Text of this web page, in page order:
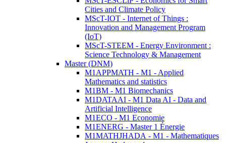
Cities and Climate Policy
MScT-IOT - Internet of Things :
Innovation and Management Program
(IoT)
MScT-STEEM - Energy Environment :
Science Technology & Management
Master (DNM)
M1APPMATH - M1 - Applied
Mathematics and statistics
M1BM - M1 Biomechanics
M1DATAAI - M1 Data AI - Data and
Artificial Intelligence
M1ECO - M1 Economie
M1ENERG - Master 1 Énergie
M1MATHJHADA - M1 - Mathematiques